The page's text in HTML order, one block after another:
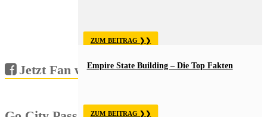
ZUM BEITRAG
Empire State Building – Die Top Fakten
ZUM BEITRAG
Jetzt Fan werden!